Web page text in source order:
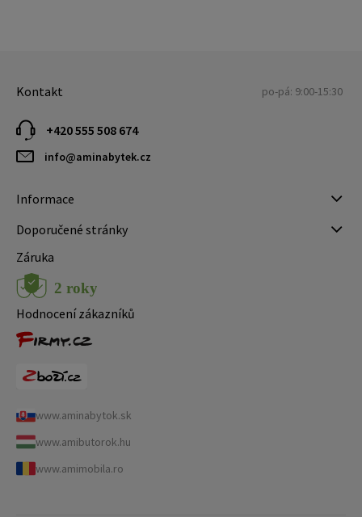
Kontakt po-pá: 9:00-15:30
+420 555 508 674
info@aminabytek.cz
Informace
Doporučené stránky
Záruka
Hodnocení zákazníků
www.aminabytok.sk
www.amibutorok.hu
www.amimobila.ro